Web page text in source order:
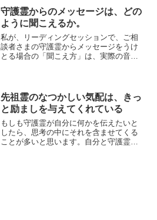
守護霊からのメッセージは、どの
ように聞こえるか。
私が、リーディングセッションで、ご相
談者さまの守護霊からメッセージをうけ
とる場合の「聞こえ方」は、実際の音声
先祖霊のなつかしい気配は、きっ
と励ましを与えてくれている
もしも守護霊が自分に何かを伝えたいと
したら、思考の中にそれを含ませてくる
ことが多いと思います。自分と守護霊は